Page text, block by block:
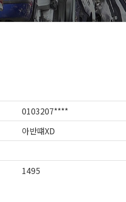
0103207****
아반떄XD
1495